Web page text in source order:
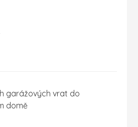
garážových vrat do
domě